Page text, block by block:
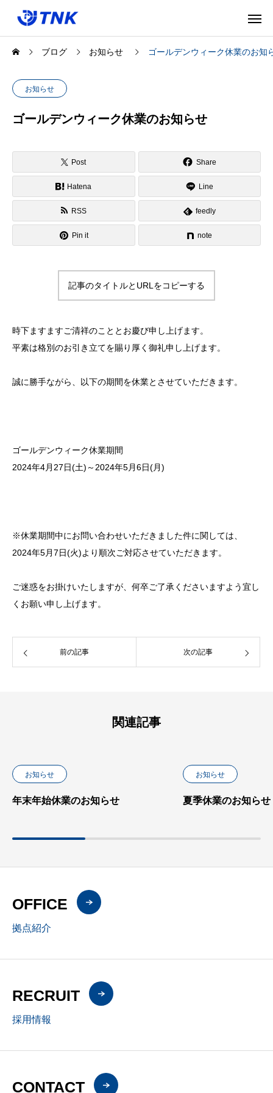
ブログ お知らせ ゴールデンウィーク休業のお知
お知らせ
ゴールデンウィーク休業のお知らせ
Post Share
Hatena Line
RSS feedly
Pin it note
記事のタイトルとURLをコピーする
時下ますますご清祥のこととお慶び申し上げます。
平素は格別のお引き立てを賜り厚く御礼申し上げます。
誠に勝手ながら、以下の期間を休業とさせていただきます。
ゴールデンウィーク休業期間
2024年4月27日(土)～2024年5月6日(月)
※休業期間中にお問い合わせいただきました件に関しては、
2024年5月7日(火)より順次ご対応させていただきます。
ご迷惑をお掛けいたしますが、何卒ご了承くださいますよう宜し
くお願い申し上げます。
前の記事 次の記事
関連記事
お知らせ
年末年始休業のお知らせ
お知らせ
夏季休業のお知らせ
OFFICE
拠点紹介
RECRUIT
採用情報
CONTACT